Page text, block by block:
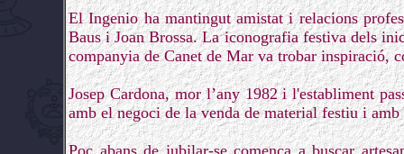
El Ingenio ha mantingut amistat i relacions
Baus i Joan Brossa. La iconografia festiva dels
companyia de Canet de Mar va trobar inspiració,
Josep Cardona, mor l’any 1982 i l'establiment
amb el negoci de la venda de material festiu i
Poc abans de jubilar-se comença a buscar